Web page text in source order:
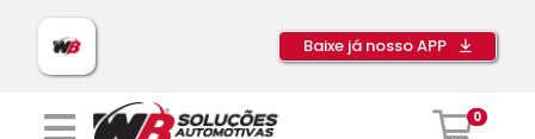
Baixe já nosso APP
0